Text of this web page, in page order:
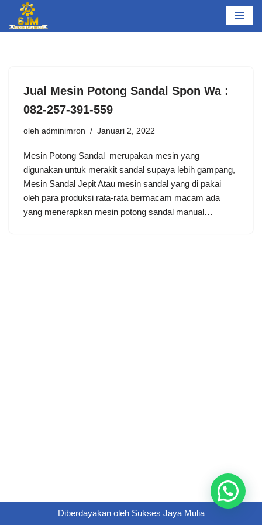
Lompat
Jual Mesin Potong Sandal Spon Wa :
082-257-391-559
oleh adminimron Januari 2, 2022
Mesin Potong Sandal merupakan mesin yang
digunakan untuk merakit sandal supaya lebih gampang,
Mesin Sandal Jepit Atau mesin sandal yang di pakai
oleh para produksi rata-rata bermacam macam ada
yang menerapkan mesin potong sandal manual…
Diberdayakan oleh Sukses Jaya Mulia